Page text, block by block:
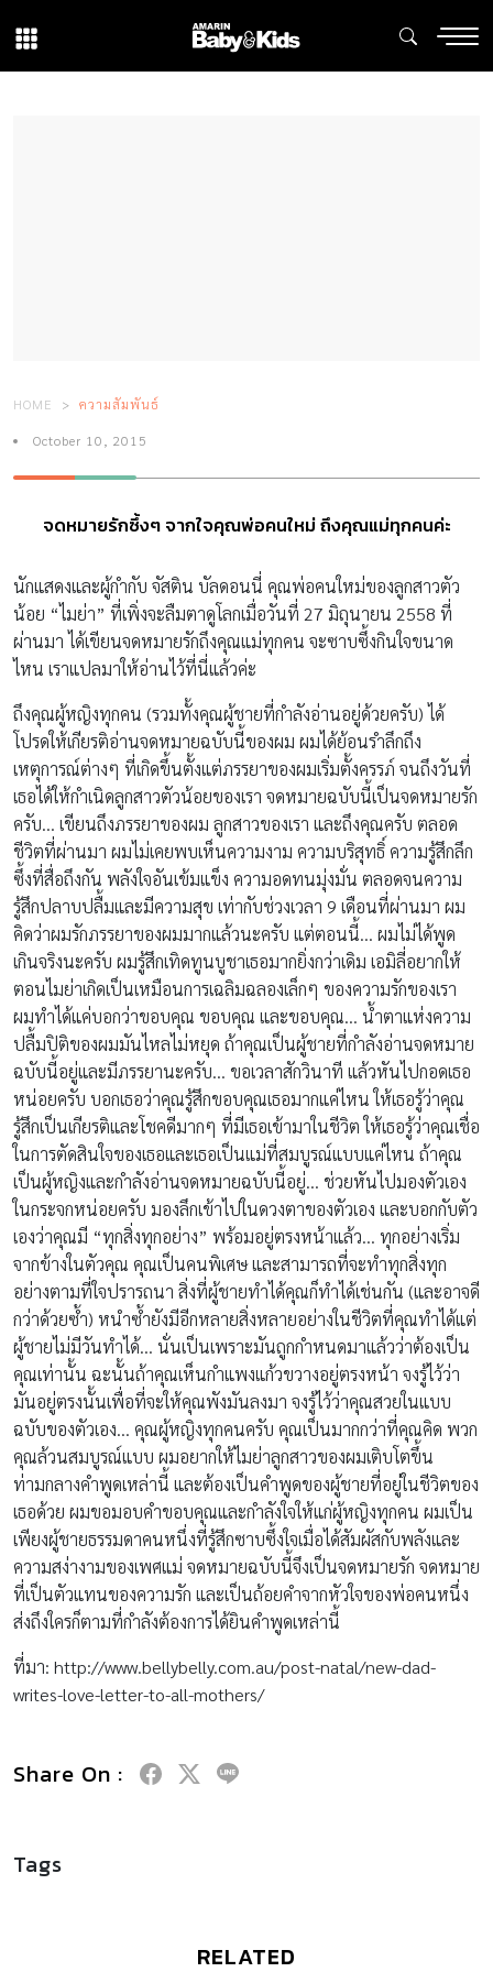
HOME ความสัมพันธ์
October 10, 2015
จดหมายรักซึ้งๆ จากใจคุณพ่อคนใหม่ ถึงคุณแม่ทุกคนค่ะ
นักแสดงและผู้กำกับ จัสติน บัลดอนนี่ คุณพ่อคนใหม่ของลูกสาวตัว
น้อย “ไมย่า” ที่เพิ่งจะลืมตาดูโลกเมื่อวันที่ 27 มิถุนายน 2558 ที่
ผ่านมา ได้เขียนจดหมายรักถึงคุณแม่ทุกคน จะซาบซึ้งกินใจขนาด
ไหน เราแปลมาให้อ่านไว้ที่นี่แล้วค่ะ
ถึงคุณผู้หญิงทุกคน (รวมทั้งคุณผู้ชายที่กำลังอ่านอยู่ด้วยครับ) ได้
โปรดให้เกียรติอ่านจดหมายฉบับนี้ของผม ผมได้ย้อนรำลึกถึง
เหตุการณ์ต่างๆ ที่เกิดขึ้นตั้งแต่ภรรยาของผมเริ่มตั้งครรภ์ จนถึงวันที่
เธอได้ให้กำเนิดลูกสาวตัวน้อยของเรา จดหมายฉบับนี้เป็นจดหมายรัก
ครับ… เขียนถึงภรรยาของผม ลูกสาวของเรา และถึงคุณครับ ตลอด
ชีวิตที่ผ่านมา ผมไม่เคยพบเห็นความงาม ความบริสุทธิ์ ความรู้สึกลึก
ซึ้งที่สื่อถึงกัน พลังใจอันเข้มแข็ง ความอดทนมุ่งมั่น ตลอดจนความ
รู้สึกปลาบปลื้มและมีความสุข เท่ากับช่วงเวลา 9 เดือนที่ผ่านมา ผม
คิดว่าผมรักภรรยาของผมมากแล้วนะครับ แต่ตอนนี้… ผมไม่ได้พูด
เกินจริงนะครับ ผมรู้สึกเทิดทูนบูชาเธอมากยิ่งกว่าเดิม เอมิลี่อยากให้
ตอนไมย่าเกิดเป็นเหมือนการเฉลิมฉลองเล็กๆ ของความรักของเรา
ผมทำได้แค่บอกว่าขอบคุณ ขอบคุณ และขอบคุณ… น้ำตาแห่งความ
ปลื้มปิติของผมมันไหลไม่หยุด ถ้าคุณเป็นผู้ชายที่กำลังอ่านจดหมาย
ฉบับนี้อยู่และมีภรรยานะครับ… ขอเวลาสักวินาที แล้วหันไปกอดเธอ
หน่อยครับ บอกเธอว่าคุณรู้สึกขอบคุณเธอมากแค่ไหน ให้เธอรู้ว่าคุณ
รู้สึกเป็นเกียรติและโชคดีมากๆ ที่มีเธอเข้ามาในชีวิต ให้เธอรู้ว่าคุณเชื่อ
ในการตัดสินใจของเธอและเธอเป็นแม่ที่สมบูรณ์แบบแค่ไหน ถ้าคุณ
เป็นผู้หญิงและกำลังอ่านจดหมายฉบับนี้อยู่… ช่วยหันไปมองตัวเอง
ในกระจกหน่อยครับ มองลึกเข้าไปในดวงตาของตัวเอง และบอกกับตัว
เองว่าคุณมี “ทุกสิ่งทุกอย่าง” พร้อมอยู่ตรงหน้าแล้ว… ทุกอย่างเริ่ม
จากข้างในตัวคุณ คุณเป็นคนพิเศษ และสามารถที่จะทำทุกสิ่งทุก
อย่างตามที่ใจปรารถนา สิ่งที่ผู้ชายทำได้คุณก็ทำได้เช่นกัน (และอาจดี
กว่าด้วยซ้ำ) หนำซ้ำยังมีอีกหลายสิ่งหลายอย่างในชีวิตที่คุณทำได้แต่
ผู้ชายไม่มีวันทำได้… นั่นเป็นเพราะมันถูกกำหนดมาแล้วว่าต้องเป็น
คุณเท่านั้น ฉะนั้นถ้าคุณเห็นกำแพงแก้วขวางอยู่ตรงหน้า จงรู้ไว้ว่า
มันอยู่ตรงนั้นเพื่อที่จะให้คุณพังมันลงมา จงรู้ไว้ว่าคุณสวยในแบบ
ฉบับของตัวเอง… คุณผู้หญิงทุกคนครับ คุณเป็นมากกว่าที่คุณคิด พวก
คุณล้วนสมบูรณ์แบบ ผมอยากให้ไมย่าลูกสาวของผมเติบโตขึ้น
ท่ามกลางคำพูดเหล่านี้ และต้องเป็นคำพูดของผู้ชายที่อยู่ในชีวิตของ
เธอด้วย ผมขอมอบคำขอบคุณและกำลังใจให้แก่ผู้หญิงทุกคน ผมเป็น
เพียงผู้ชายธรรมดาคนหนึ่งที่รู้สึกซาบซึ้งใจเมื่อได้สัมผัสกับพลังและ
ความสง่างามของเพศแม่ จดหมายฉบับนี้จึงเป็นจดหมายรัก จดหมาย
ที่เป็นตัวแทนของความรัก และเป็นถ้อยคำจากหัวใจของพ่อคนหนึ่ง
ส่งถึงใครก็ตามที่กำลังต้องการได้ยินคำพูดเหล่านี้
ที่มา: http://www.bellybelly.com.au/post-natal/new-dad-
writes-love-letter-to-all-mothers/
Share On :
Tags
RELATED